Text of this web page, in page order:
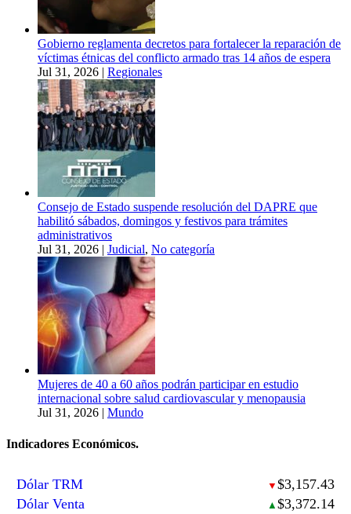
Gobierno reglamenta decretos para fortalecer la reparación de
víctimas étnicas del conflicto armado tras 14 años de espera
Jul 31, 2026 | Regionales
Consejo de Estado suspende resolución del DAPRE que
habilitó sábados, domingos y festivos para trámites
administrativos
Jul 31, 2026 | Judicial, No categoría
Mujeres de 40 a 60 años podrán participar en estudio
internacional sobre salud cardiovascular y menopausia
Jul 31, 2026 | Mundo
Indicadores Económicos.
Dólar TRM ▼ $3,157.43
Dólar Venta
▲ $3,372.14